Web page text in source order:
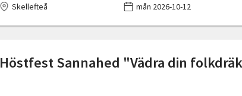
Skellefteå mån 2026-10-12
Höstfest Sannahed "Vädra din